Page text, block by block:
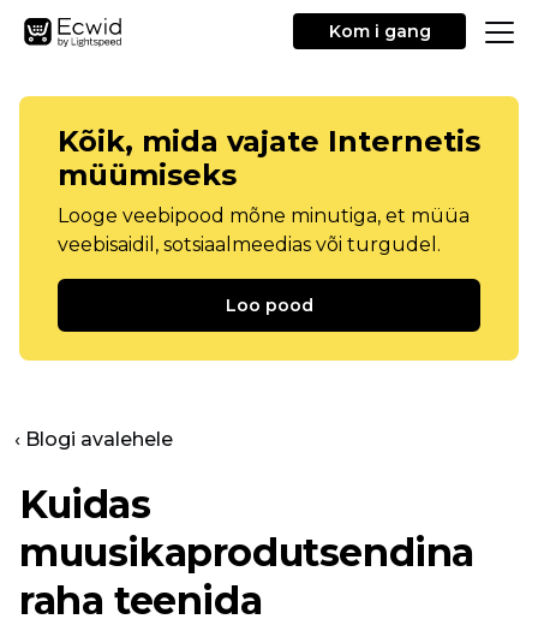
Kom i gang
Kõik, mida vajate Internetis
müümiseks
Looge veebipood mõne minutiga, et müüa
veebisaidil, sotsiaalmeedias või turgudel.
Loo pood
‹ Blogi avalehele
Kuidas
muusikaprodutsendina
raha teenida